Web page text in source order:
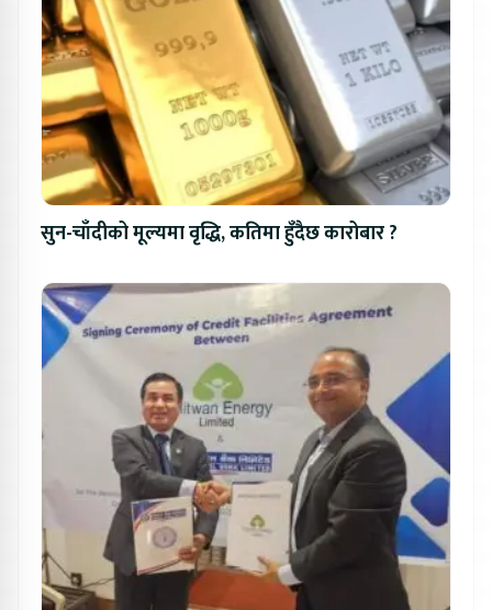
सुन-चाँदीको मूल्यमा वृद्धि, कतिमा हुँदैछ कारोबार ?